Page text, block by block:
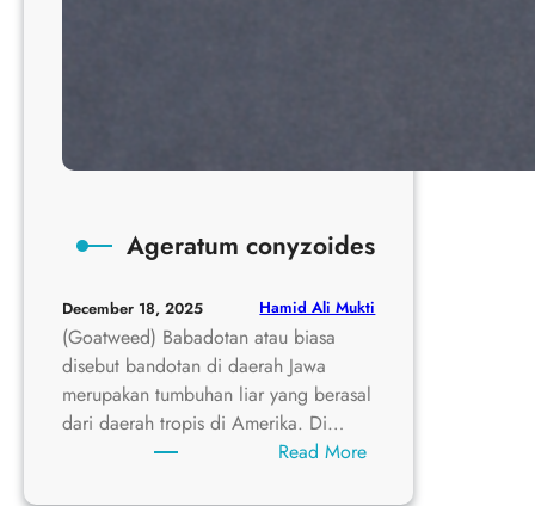
Ageratum conyzoides
December 18, 2025 Hamid Ali Mukti
(Goatweed) Babadotan atau biasa
disebut bandotan di daerah Jawa
merupakan tumbuhan liar yang berasal
dari daerah tropis di Amerika. Di…
Read More: